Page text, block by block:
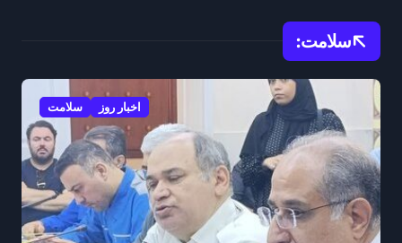
سلامت:
اخبار روز سلامت